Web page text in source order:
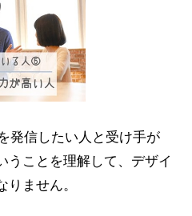
発信したい人と受け手が
うことを理解して、デザイ
ません。